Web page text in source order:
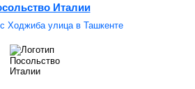
Италии
Ходжиба улица в Ташкенте